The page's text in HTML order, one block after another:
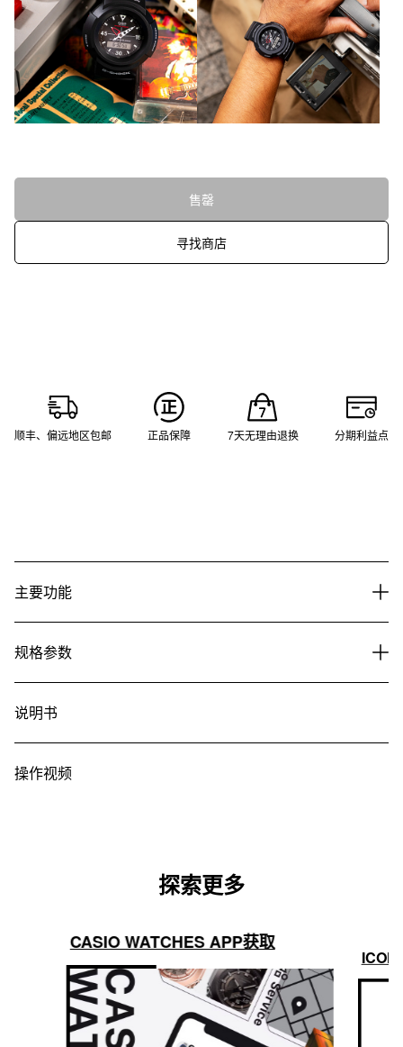
售罄
寻找商店
顺丰、偏远地区包邮 正品保障 7天无理由退换 分期利益点
主要功能
规格参数
说明书
操作视频
探索更多
CASIO WATCHES APP获取